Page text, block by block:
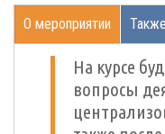
О мероприятии
На курсе
вопросы